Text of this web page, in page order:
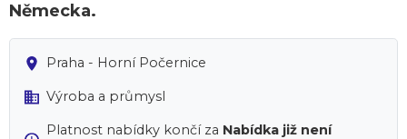
Německa.
Praha - Horní Počernice
Výroba a průmysl
Platnost nabídky končí za Nabídka již není